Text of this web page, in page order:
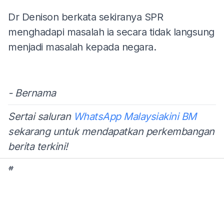
Dr Denison berkata sekiranya SPR
menghadapi masalah ia secara tidak langsung
menjadi masalah kepada negara.
- Bernama
Sertai saluran WhatsApp Malaysiakini BM
sekarang untuk mendapatkan perkembangan
berita terkini!
#